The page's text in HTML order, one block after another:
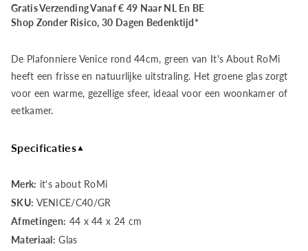
It&#39;s
About
Romi
Plafonniere
Venice
44cm,
green
It&#39;s
About
Romi
44cm,
green
Gratis Verzending Vanaf € 49 Naar NL En BE
Shop Zonder Risico, 30 Dagen Bedenktijd*
De Plafonniere Venice rond 44cm, green van It's About RoMi
heeft een frisse en natuurlijke uitstraling. Het groene glas zorgt
voor een warme, gezellige sfeer, ideaal voor een woonkamer of
eetkamer.
Specificaties▲
Merk: it's about RoMi
SKU: VENICE/C40/GR
Afmetingen: 44 x 44 x 24 cm
Materiaal: Glas